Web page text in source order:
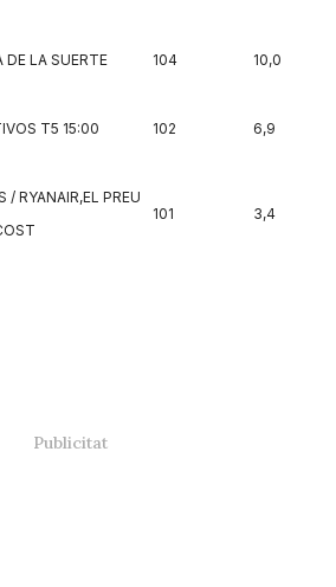
DE LA SUERTE 104 10,0
T5 15:00 102 6,9
/ RYANAIR,EL PREU
101 3,4